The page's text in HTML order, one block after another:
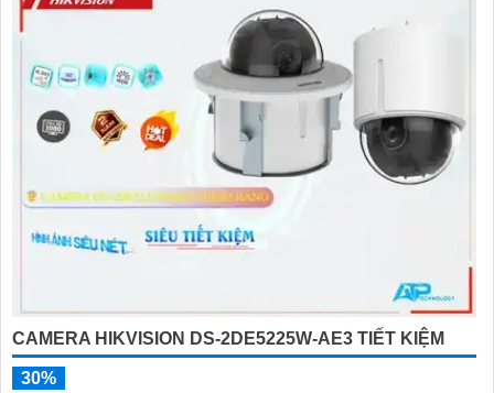
CAMERA HIKVISION DS-2DE5225W-AE3 TIẾT KIỆM
30%